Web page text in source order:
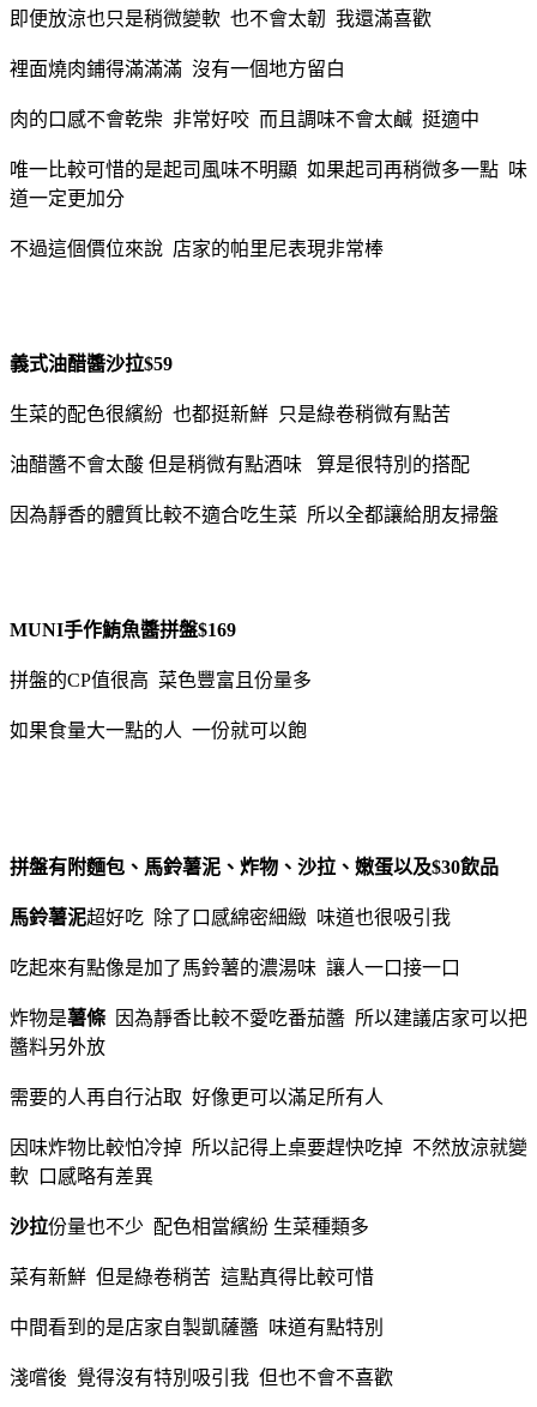
即便放涼也只是稍微變軟 也不會太韌 我還滿喜歡
裡面燒肉鋪得滿滿滿 沒有一個地方留白
肉的口感不會乾柴 非常好咬 而且調味不會太鹹 挺適中
唯一比較可惜的是起司風味不明顯 如果起司再稍微多一點 味
道一定更加分
不過這個價位來說 店家的帕里尼表現非常棒
義式油醋醬沙拉$59
生菜的配色很繽紛 也都挺新鮮 只是綠卷稍微有點苦
油醋醬不會太酸 但是稍微有點酒味 算是很特別的搭配
因為靜香的體質比較不適合吃生菜 所以全都讓給朋友掃盤
MUNI手作鮪魚醬拼盤$169
拼盤的CP值很高 菜色豐富且份量多
如果食量大一點的人 一份就可以飽
拼盤有附麵包、馬鈴薯泥、炸物、沙拉、嫩蛋以及$30飲品
馬鈴薯泥超好吃 除了口感綿密細緻 味道也很吸引我
吃起來有點像是加了馬鈴薯的濃湯味 讓人一口接一口
炸物是薯條 因為靜香比較不愛吃番茄醬 所以建議店家可以把
醬料另外放
需要的人再自行沾取 好像更可以滿足所有人
因味炸物比較怕冷掉 所以記得上桌要趕快吃掉 不然放涼就變
軟 口感略有差異
沙拉份量也不少 配色相當繽紛 生菜種類多
菜有新鮮 但是綠卷稍苦 這點真得比較可惜
中間看到的是店家自製凱薩醬 味道有點特別
淺嚐後 覺得沒有特別吸引我 但也不會不喜歡